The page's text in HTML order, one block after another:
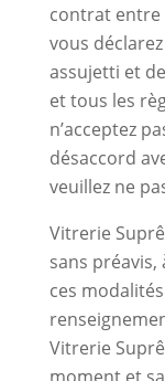
contrat entre
vous
assujetti et
et tous les
n’acceptez
désaccord
veuillez ne
Vitrerie
sans
ces
Vitrerie
moment et